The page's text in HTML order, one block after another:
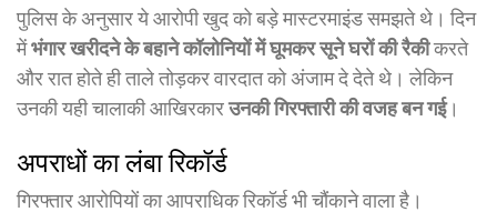
पुलिस के अनुसार ये आरोपी खुद को बड़े मास्टरमाइंड समझते थे। दिन
मेंभंगार खरीदने के बहाने कॉलोनियों में घूमकर सूने घरों की रैकीकरते
और रात होते ही ताले तोड़कर वारदात को अंजाम दे देते थे। लेकिन
उनकी यही चालाकी आखिरकारउनकी गिरफ्तारी की वजह बन गई।
अपराधों का लंबा रिकॉर्ड
गिरफ्तार आरोपियों का आपराधिक रिकॉर्ड भी चौंकाने वाला है।